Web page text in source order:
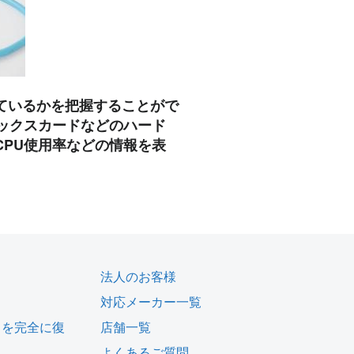
いるかを把握することがで
クスカードなどのハード
使用率などの情報を表
完全に復
法人のお客様
対応メーカー一覧
店舗一覧